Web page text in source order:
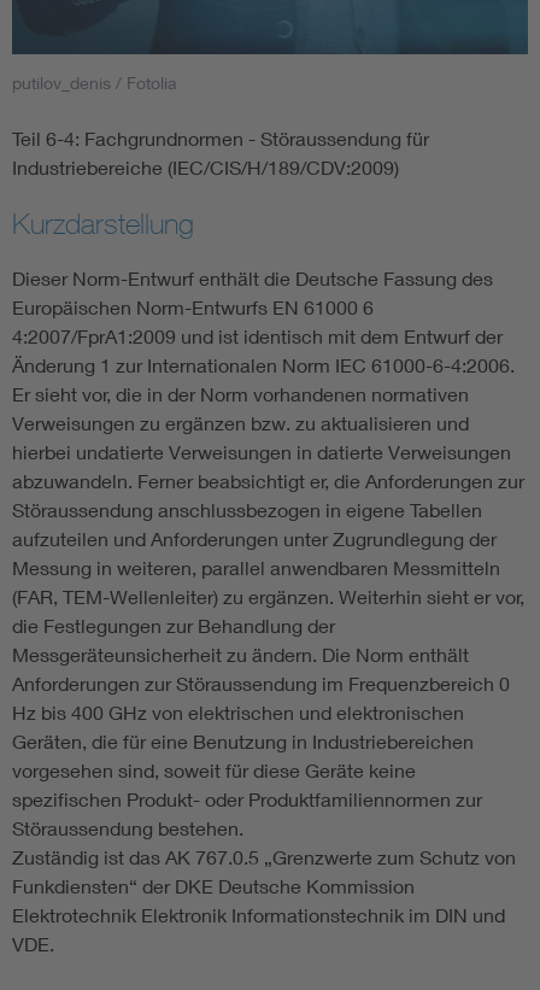
Smart Cities
Blitzschutz: DIN EN 62305 in der Übersicht
Circular Economy für mehr Ressourceneffizienz
Cybersecurity in der Industrieautomatisierung
DIN VDE 0100 für sichere Elektroinstallationen
Elektrofachkraft (EFK)
putilov_denis / Fotolia
Teil 6-4: Fachgrundnormen - Störaussendung für
Industriebereiche (IEC/CIS/H/189/CDV:2009)
Kurzdarstellung
Dieser Norm-Entwurf enthält die Deutsche Fassung des
Europäischen Norm-Entwurfs EN 61000 6
4:2007/FprA1:2009 und ist identisch mit dem Entwurf der
Änderung 1 zur Internationalen Norm IEC 61000-6-4:2006.
Er sieht vor, die in der Norm vorhandenen normativen
Verweisungen zu ergänzen bzw. zu aktualisieren und
hierbei undatierte Verweisungen in datierte Verweisungen
abzuwandeln. Ferner beabsichtigt er, die Anforderungen zur
Störaussendung anschlussbezogen in eigene Tabellen
aufzuteilen und Anforderungen unter Zugrundlegung der
Messung in weiteren, parallel anwendbaren Messmitteln
(FAR, TEM-Wellenleiter) zu ergänzen. Weiterhin sieht er vor,
die Festlegungen zur Behandlung der
Messgeräteunsicherheit zu ändern. Die Norm enthält
Anforderungen zur Störaussendung im Frequenzbereich 0
Hz bis 400 GHz von elektrischen und elektronischen
Geräten, die für eine Benutzung in Industriebereichen
vorgesehen sind, soweit für diese Geräte keine
spezifischen Produkt- oder Produktfamiliennormen zur
Störaussendung bestehen.
Zuständig ist das AK 767.0.5 „Grenzwerte zum Schutz von
Funkdiensten“ der DKE Deutsche Kommission
Elektrotechnik Elektronik Informationstechnik im DIN und
VDE.